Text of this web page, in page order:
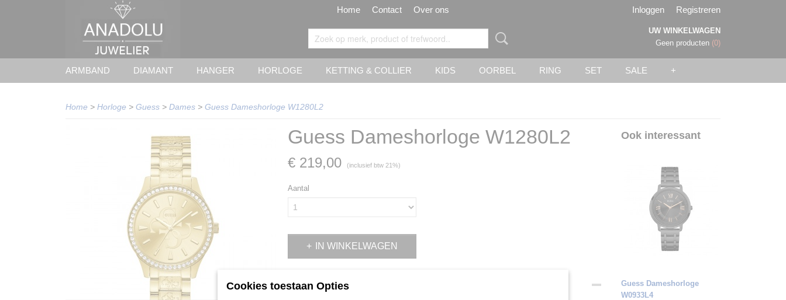
Home Contact Over ons Inloggen Registreren
UW WINKELWAGEN
Geen producten (0)
ARMBAND DIAMANT HANGER HORLOGE KETTING & COLLIER KIDS OORBEL RING SET SALE +
Home > Horloge > Guess > Dames > Guess Dameshorloge W1280L2
Guess Dameshorloge W1280L2
€ 219,00 (inclusief btw 21%)
Aantal
IN WINKELWAGEN
Omschrijving
Ook interessant
Guess Dameshorloge
W0933L4
Cookies toestaan Opties